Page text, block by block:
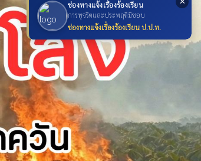
ช่องทางแจ้งเรื่องร้องเรียน
การทุจริตและประพฤติมิชอบ
ช่องทางแจ้งเรื่องร้องเรียน ป.ป.ท.